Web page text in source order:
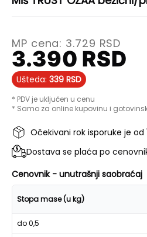
MP cena: 3.729 RSD
3.390 RSD
Ušteda: 339 RSD
* PDV je uključen u cenu
* Samo za online kupovinu i
Očekivani rok isporuke je od
Dostava se plaća po
Cenovnik - unutrašnji saobraćaj
Stopa mase (u kg)
do 0,5